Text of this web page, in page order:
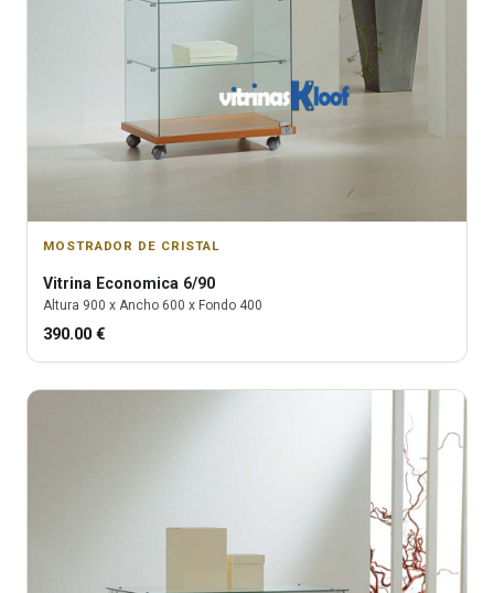
MOSTRADOR DE CRISTAL
Vitrina Economica 6/90
Altura 900 x Ancho 600 x Fondo 400
390.00 €